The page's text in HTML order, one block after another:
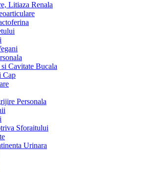
Litiaza Renala
Cavitate Bucala
Cap
Personala
Sforaitului
Urinara